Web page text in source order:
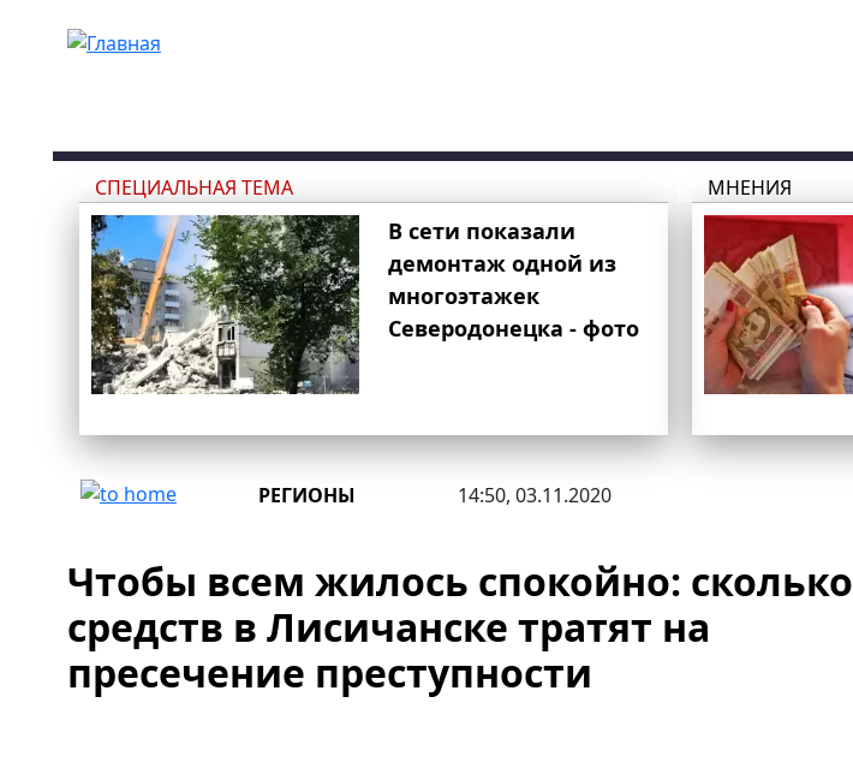
СПЕЦИАЛЬНАЯ ТЕМА
В сети показали
демонтаж одной из
многоэтажек
Северодонецка - фото
МНЕНИЯ
РЕГИОНЫ 14:50, 03.11.2020
Чтобы всем жилось спокойно: сколько
средств в Лисичанске тратят на
пресечение преступности